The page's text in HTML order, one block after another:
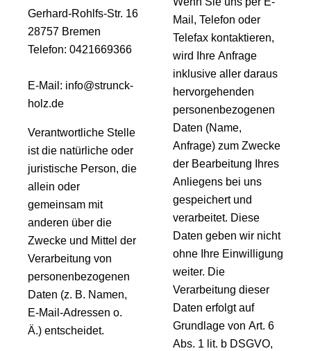
Gerhard-Rohlfs-Str. 16
28757 Bremen
Telefon: 0421669366
E-Mail: info@strunck-
holz.de
Verantwortliche Stelle
ist die natürliche oder
juristische Person, die
allein oder
gemeinsam mit
anderen über die
Zwecke und Mittel der
Verarbeitung von
personenbezogenen
Daten (z. B. Namen,
E-Mail-Adressen o.
Ä.) entscheidet.
Mail, Telefon oder
Telefax kontaktieren,
wird Ihre Anfrage
inklusive aller daraus
hervorgehenden
personenbezogenen
Daten (Name,
Anfrage) zum Zwecke
der Bearbeitung Ihres
Anliegens bei uns
gespeichert und
verarbeitet. Diese
Daten geben wir nicht
ohne Ihre Einwilligung
weiter. Die
Verarbeitung dieser
Daten erfolgt auf
Grundlage von Art. 6
Abs. 1 lit. b DSGVO,